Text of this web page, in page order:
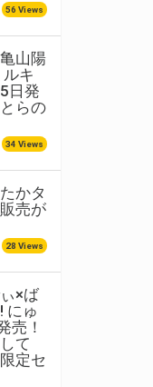
56 Views
山陽
キ
日発
らの
34 Views
かタ
売が
28 Views
×ば
にゅ
売！
て
定セ